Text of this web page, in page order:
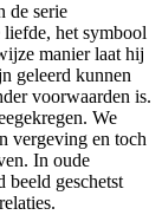
de serie
het symbool
manier laat hij
geleerd kunnen
voorwaarden is.
We
vergeving en toch
In oude
beeld geschetst